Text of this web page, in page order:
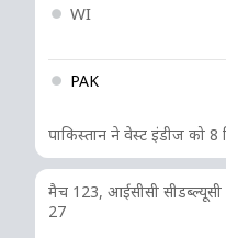
WI
PAK
पाकिस्तान ने वेस्ट इंडीज को 8
मैच 123, आईसीसी
27